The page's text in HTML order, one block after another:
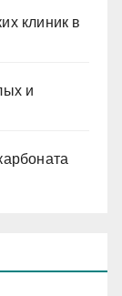
клиник в
и